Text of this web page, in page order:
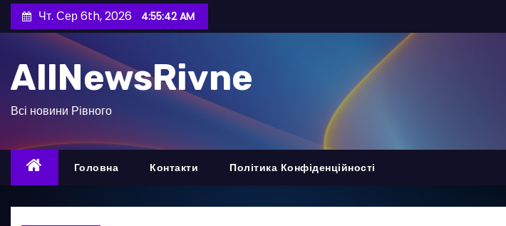
е
д
Чт. Сер 6th, 2026 4:55:44 AM
AllNewsRivne
Всі новини Рівного
Головна Контакти Політика Конфіденційності